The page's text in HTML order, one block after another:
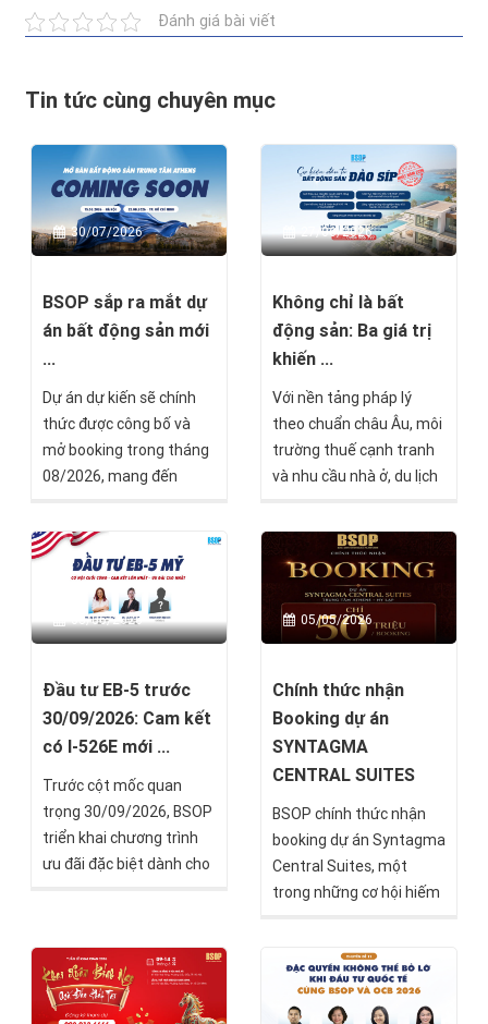
Đánh giá bài viết
Tin tức cùng chuyên mục
30/07/2026
BSOP sắp ra mắt dự
án bất động sản mới
...
Dự án dự kiến sẽ chính
thức được công bố và
mở booking trong tháng
08/2026, mang đến
tư tại thị trường châu Âu
dành cho các nhà đầu tư
đang tìm kiếm cơ hội đa
dạng hóa tài sản quốc tế.
27/06/2026
Không chỉ là bất
động sản: Ba giá trị
khiến ...
Với nền tảng pháp lý
theo chuẩn châu Âu, môi
trường thuế cạnh tranh
và nhu cầu nhà ở, du lịch
nổi lên như một lựa chọn
được nhiều nhà đầu tư
quốc tế quan tâm nhờ
khả năng kết hợp nhiều
giá trị trong cùng một
03/06/2026
Đầu tư EB-5 trước
30/09/2026: Cam kết
có I-526E mới ...
Trước cột mốc quan
trọng 30/09/2026, BSOP
triển khai chương trình
ưu đãi đặc biệt dành cho
chấp thuận I-526E, ưu
đãi tài chính gần 900
triệu đồng và chỉ từ 15
05/05/2026
Chính thức nhận
Booking dự án
SYNTAGMA
CENTRAL SUITES
BSOP chính thức nhận
booking dự án Syntagma
Central Suites, một
trong những cơ hội hiếm